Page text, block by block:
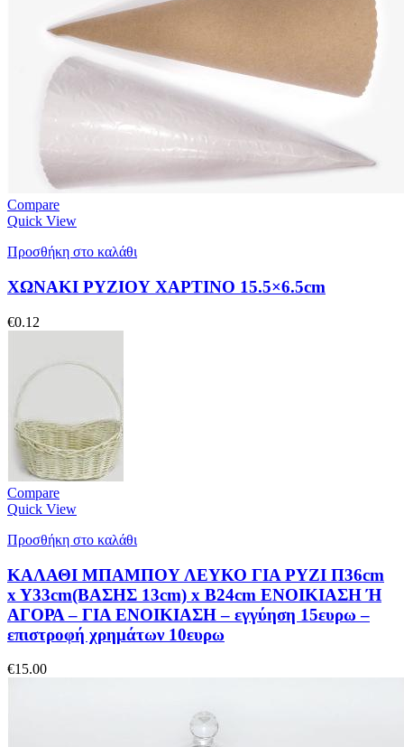
Compare
Quick View
Προσθήκη στο καλάθι
ΧΩΝΑΚΙ ΡΥΖΙΟΥ ΧΑΡΤΙΝΟ 15.5×6.5cm
€0.12
Compare
Quick View
Προσθήκη στο καλάθι
ΚΑΛΑΘΙ ΜΠΑΜΠΟΥ ΛΕΥΚΟ ΓΙΑ ΡΥΖΙ Π36cm
x Y33cm(BAΣΗΣ 13cm) x B24cm ΕΝΟΙΚΙΑΣΗ Ή
ΑΓΟΡΑ – ΓΙΑ ΕΝΟΙΚΙΑΣΗ – εγγύηση 15ευρω –
επιστροφή χρημάτων 10ευρω
€15.00